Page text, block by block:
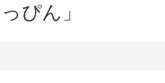
ぴん」